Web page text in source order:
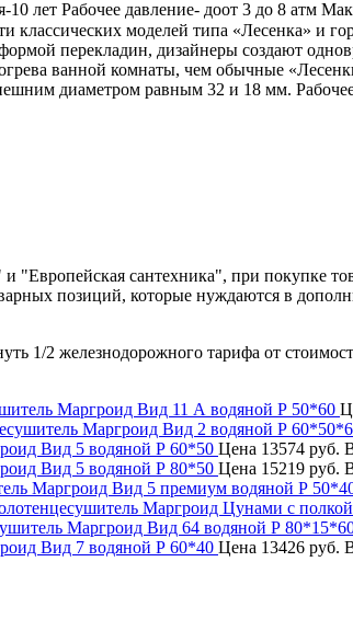
лет Рабочее давление- доот 3 до 8 атм
моделей типа «Лесенка» и
перекладин, дизайнеры создают
ванной комнаты, чем обычные
диаметром равным 32 и 18 мм.
сантехника", при покупке
позиций, которые нуждаются в
1/2 железнодорожного тарифа от
Маргроид Вид 11 А водяной Р 50*60
Маргроид Вид 2 водяной Р
Вид 5 водяной Р 60*50 Цена 13574 руб.
Вид 5 водяной Р 80*50 Цена 15219 руб.
Маргроид Вид 5 премиум водяной Р
Маргроид Цунами с
Маргроид Вид 64 водяной Р
Вид 7 водяной Р 60*40 Цена 13426 руб.